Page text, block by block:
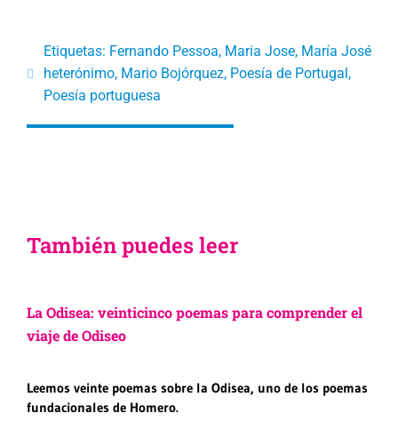
Etiquetas: Fernando Pessoa, Maria Jose, María José
heterónimo, Mario Bojórquez, Poesía de Portugal,
Poesía portuguesa
También puedes leer
La Odisea: veinticinco poemas para comprender el
viaje de Odiseo
Leemos veinte poemas sobre la Odisea, uno de los poemas
fundacionales de Homero.